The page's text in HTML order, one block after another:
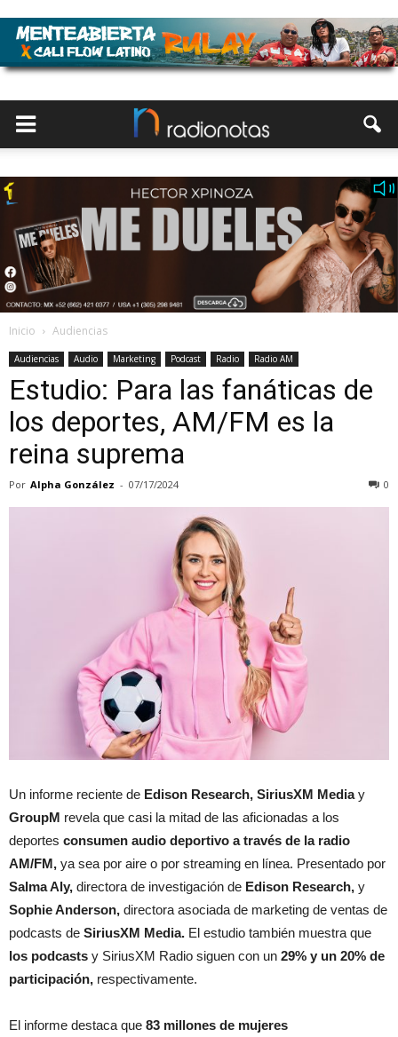
Inicio Audiencias
Audiencias Audio Marketing Podcast Radio Radio AM
Estudio: Para las fanáticas de
los deportes, AM/FM es la
reina suprema
Por Alpha González - 07/17/2024 0
Un informe reciente de Edison Research, SiriusXM Mediay
GroupM revela que casi la mitad de las aficionadas a los
deportes consumen audio deportivo a través de la radio
AM/FM, ya sea por aire o por streaming en línea. Presentado por
Salma Aly, directora de investigación de Edison Research, y
Sophie Anderson, directora asociada de marketing de ventas de
podcasts de SiriusXM Media. El estudio también muestra que
los podcasts y SiriusXM Radio siguen con un 29% y un 20% de
participación, respectivamente.
El informe destaca que 83 millones de mujeres